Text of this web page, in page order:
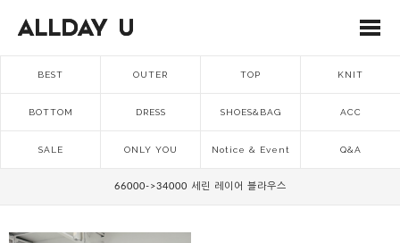
BEST OUTER TOP KNIT
BOTTOM DRESS SHOES&BAG ACC
SALE ONLY YOU Notice & Event Q&A
66000->34000 세린 레이어 블라우스